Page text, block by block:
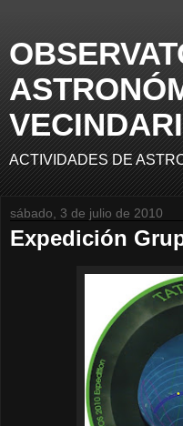
ACTIVIDADES DE
sábado, 3 de julio de 2010
Expedición